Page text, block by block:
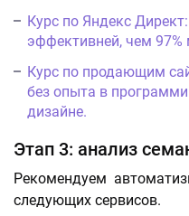
Курс по Яндекс
эффективней, чем 97%
Курс по продающим
без опыта в
дизайне.
Этап 3: анализ
Рекомендуем
следующих сервисов.